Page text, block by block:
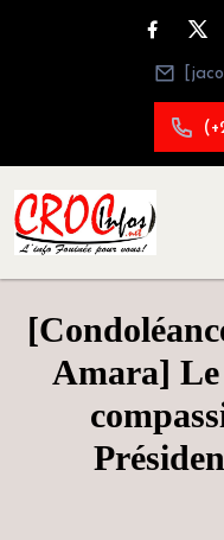
Amara]